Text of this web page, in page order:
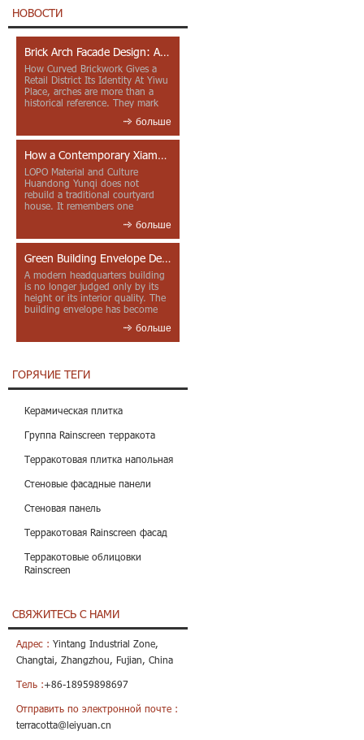
НОВОСТИ
Brick Arch Facade Design: A Closer Look at Yiwu Place
How Curved Brickwork Gives a
Retail District Its Identity At Yiwu
Place, arches are more than a
historical reference. They mark
больше
How a Contemporary Xiamen Project Reframes Minnan Red Brick
LOPO Material and Culture
Huandong Yunqi does not
rebuild a traditional courtyard
house. It remembers one
больше
Green Building Envelope Design: Clay Sunscreen Fins for Modern Headquarters Architecture
A modern headquarters building
is no longer judged only by its
height or its interior quality. The
building envelope has become
больше
ГОРЯЧИЕ ТЕГИ
Керамическая плитка
Группа Rainscreen терракота
Терракотовая плитка напольная
Стеновые фасадные панели
Стеновая панель
Терракотовая Rainscreen фасад
Терракотовые облицовки
Rainscreen
СВЯЖИТЕСЬ С НАМИ
Адрес : Yintang Industrial Zone,
Changtai, Zhangzhou, Fujian, China
Тель :+86-18959898697
Отправить по электронной почте :
terracotta@leiyuan.cn